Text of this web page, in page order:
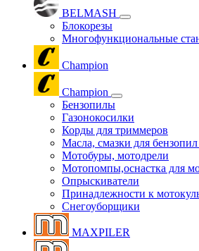
BELMASH
Блокорезы
Многофункциональные
Champion
Champion
Бензопилы
Газонокосилки
Корды для триммеров
Масла, смазки для бензопил
Мотобуры, мотодрели
Мотопомпы,оснастка для
Опрыскиватели
Принадлежности к
Снегоуборщики
MAXPILER